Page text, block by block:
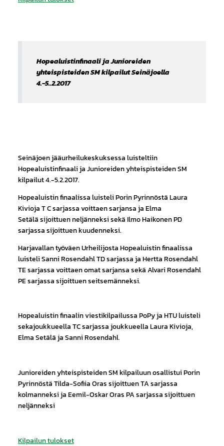
Hopealuistinfinaali ja Junioreiden
yhteispisteiden SM kilpailut Seinäjoella
4.-5..2.2017
Seinäjoen jääurheilukeskuksessa luisteltiin
Hopealuistinfinaali ja Junioreiden yhteispisteiden SM
kilpailut 4.-5.2.2017.
Hopealuistin finaalissa luisteli Porin Pyrinnöstä Laura
Kivioja T C sarjassa voittaen sarjansa ja Elma
Setälä sijoittuen neljänneksi sekä Ilmo Haikonen PD
sarjassa sijoittuen kuudenneksi.
Harjavallan työväen Urheilijosta Hopealuistin finaalissa
luisteli Sanni Rosendahl TD sarjassa ja Hertta Rosendahl
TE sarjassa voittaen omat sarjansa sekä Alvari Rosendahl
PE sarjassa sijoittuen seitsemänneksi.
Hopealuistin finaalin viestikilpailussa PoPy ja HTU luisteli
sekajoukkueella TC sarjassa joukkueella Laura Kivioja,
Elma Setälä ja Sanni Rosendahl.
Junioreiden yhteispisteiden SM kilpailuun osallistui Porin
Pyrinnöstä Tilda-Sofiia Oras sijoittuen TA sarjassa
kolmanneksi ja Eemil-Oskar Oras PA sarjassa sijoittuen
neljänneksi
Kilpailun tulokset